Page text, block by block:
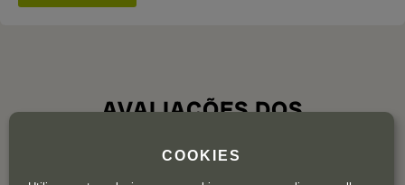
AVALIAÇÕES DOS
COOKIES